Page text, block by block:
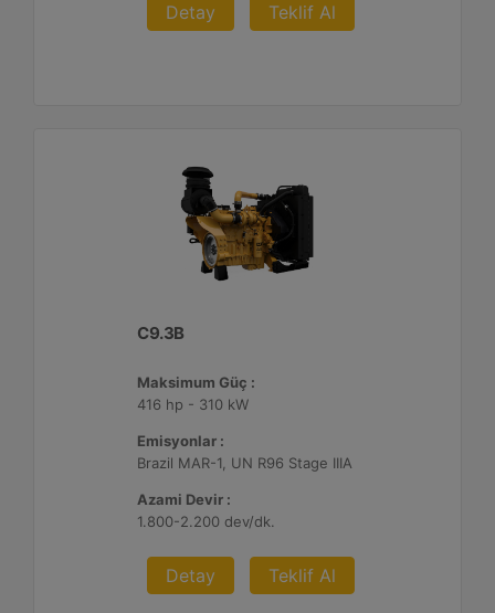
Detay Teklif Al
C9.3B
Maksimum Güç :
416 hp - 310 kW
Emisyonlar :
Brazil MAR-1, UN R96 Stage IIIA
Azami Devir :
1.800-2.200 dev/dk.
Detay Teklif Al